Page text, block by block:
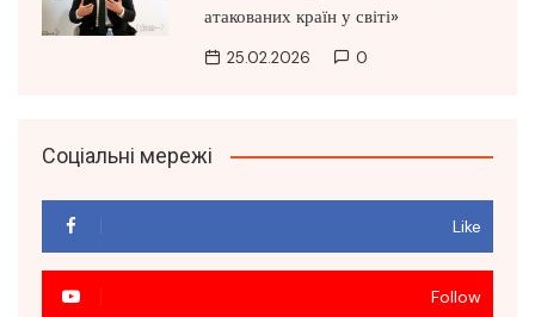
атакованих країн у світі»
25.02.2026 0
Соціальні мережі
Like
Follow